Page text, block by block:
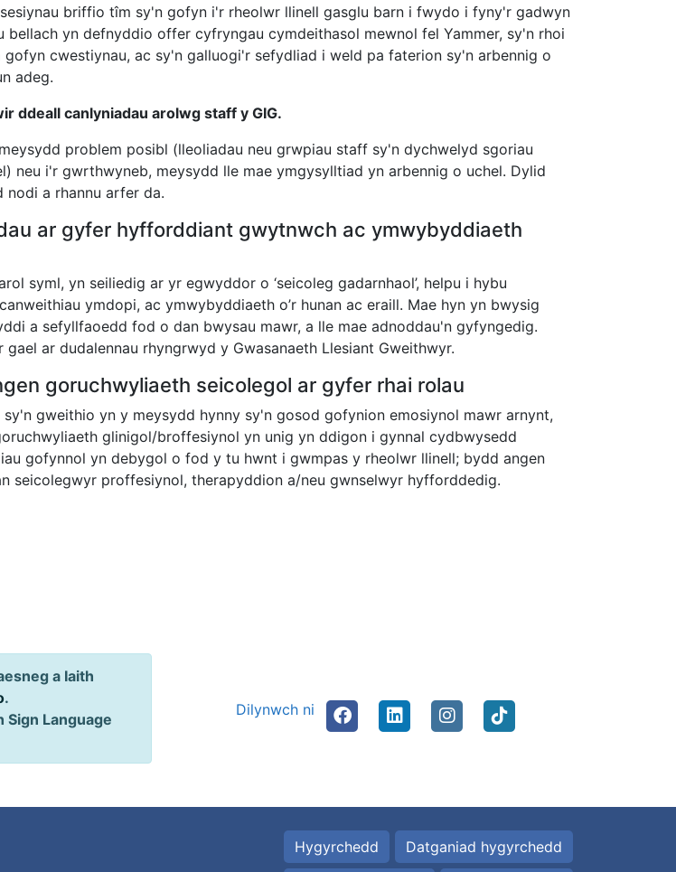
briffio tîm sy'n gofyn i'r rheolwr llinell gasglu barn i fwydo i fyny'r gadwyn
bellach yn defnyddio offer cyfryngau cymdeithasol mewnol fel Yammer, sy'n rhoi
cwestiynau, ac sy'n galluogi'r sefydliad i weld pa faterion sy'n arbennig o
adeg.
ddeall canlyniadau arolwg staff y GIG.
problem posibl (lleoliadau neu grwpiau staff sy'n dychwelyd sgoriau
neu i'r gwrthwyneb, meysydd lle mae ymgysylltiad yn arbennig o uchel. Dylid
a rhannu arfer da.
ar gyfer hyfforddiant gwytnwch ac ymwybyddiaeth
syml, yn seiliedig ar yr egwyddor o ‘seicoleg gadarnhaol’, helpu i hybu
ymdopi, ac ymwybyddiaeth o’r hunan ac eraill. Mae hyn yn bwysig
a sefyllfaoedd fod o dan bwysau mawr, a lle mae adnoddau'n gyfyngedig.
ar dudalennau rhyngrwyd y Gwasanaeth Llesiant Gweithwyr.
goruchwyliaeth seicolegol ar gyfer rhai rolau
gweithio yn y meysydd hynny sy'n gosod gofynion emosiynol mawr arnynt,
glinigol/broffesiynol yn unig yn ddigon i gynnal cydbwysedd
gofynnol yn debygol o fod y tu hwnt i gwmpas y rheolwr llinell; bydd angen
seicolegwyr proffesiynol, therapyddion a/neu gwnselwyr hyfforddedig.
a Iaith
.
Sign Language
Dilynwch ni
Hygyrchedd Datganiad hygyrchedd